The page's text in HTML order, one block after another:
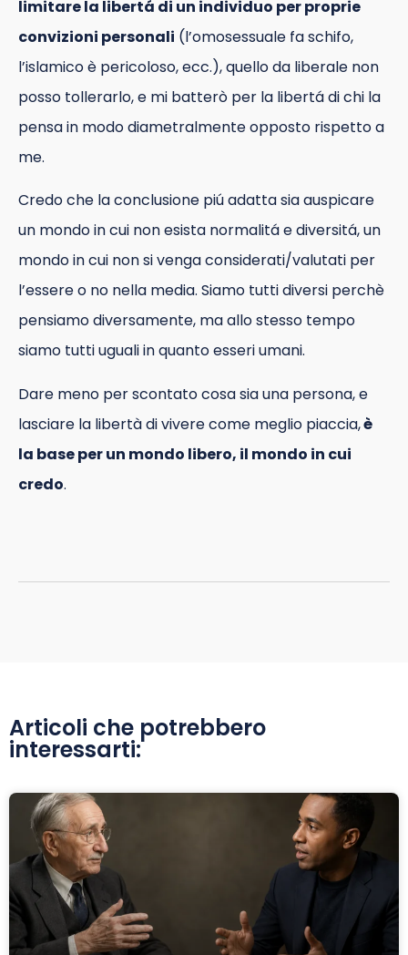
limitare la libertá di un individuo per proprie
convizioni personali (l’omosessuale fa schifo,
l’islamico è pericoloso, ecc.), quello da liberale non
posso tollerarlo, e mi batterò per la libertá di chi la
pensa in modo diametralmente opposto rispetto a
me.
Credo che la conclusione piú adatta sia auspicare
un mondo in cui non esista normalitá e diversitá, un
mondo in cui non si venga considerati/valutati per
l’essere o no nella media. Siamo tutti diversi perchè
pensiamo diversamente, ma allo stesso tempo
siamo tutti uguali in quanto esseri umani.
Dare meno per scontato cosa sia una persona, e
lasciare la libertà di vivere come meglio piaccia,è
la base per un mondo libero, il mondo in cui
credo.
Articoli che potrebbero
interessarti: